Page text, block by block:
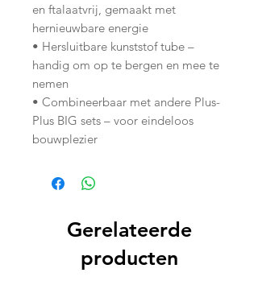
en ftalaatvrij, gemaakt met
hernieuwbare energie
• Hersluitbare kunststof tube –
handig om op te bergen en mee te
nemen
• Combineerbaar met andere Plus-
Plus BIG sets – voor eindeloos
bouwplezier
Gerelateerde
producten